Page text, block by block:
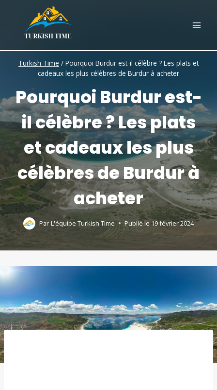
content
Turkish Time / Pourquoi Burdur est-il célèbre ? Les plats et
cadeaux les plus célèbres de Burdur à acheter
Pourquoi Burdur est-
il célèbre ? Les plats
et cadeaux les plus
célèbres de Burdur à
acheter
Par L'équipe Turkish Time Publié le 19 février 2024